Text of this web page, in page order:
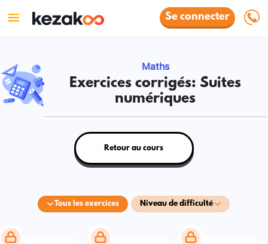
Se connecter
Maths
Exercices corrigés: Suites
numériques
Tous les exercices Niveau de difficulté
Retour au cours